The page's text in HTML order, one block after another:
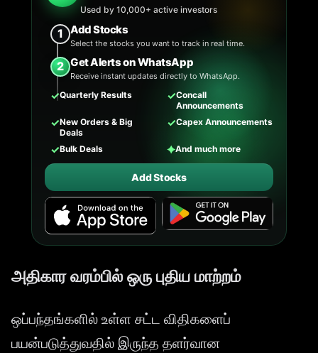
Used by 10,000+ active investors
1 Add Stocks
Select the stocks you want to track in real time.
2 Get Alerts on WhatsApp
Receive instant updates directly to WhatsApp.
✓Quarterly Results ✓Concall
Announcements
✓New Orders & Big
Deals
✓Capex Announcements
✓Bulk Deals ✦And much more
Add Stocks
அதிகார வரம்பில் ஒரு புதிய மாற்றம்
ஒப்பந்தங்களில் உள்ள சட்ட விதிகளைப்
பயன்படுத்துவதில் இருந்த தளர்வான